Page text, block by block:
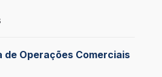
de Operações Comerciais